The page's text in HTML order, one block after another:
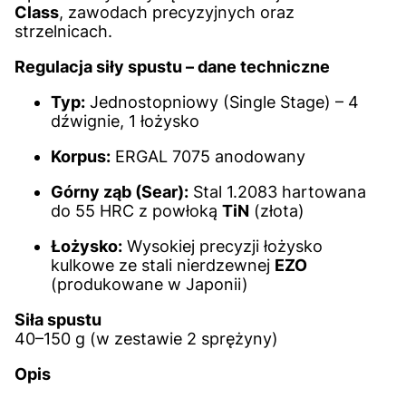
Class, zawodach precyzyjnych oraz
strzelnicach.
Regulacja siły spustu – dane techniczne
Typ: Jednostopniowy (Single Stage) – 4
dźwignie, 1 łożysko
Korpus: ERGAL 7075 anodowany
Górny ząb (Sear): Stal 1.2083 hartowana
do 55 HRC z powłoką TiN (złota)
Łożysko: Wysokiej precyzji łożysko
kulkowe ze stali nierdzewnej EZO
(produkowane w Japonii)
Siła spustu
40–150 g (w zestawie 2 sprężyny)
Opis